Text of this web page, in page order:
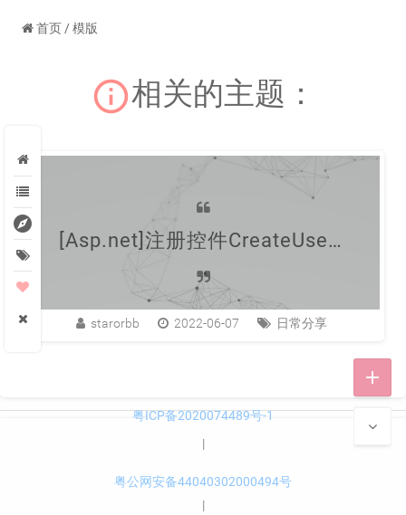
首页 / 模版
info_outline相关的主题：
[Asp.net]注册控件CreateUserWizard移除外部表table
starorbb 2022-06-07 日常分享
explore
add
粤ICP备2020074489号-1
|
粤公网安备44040302000494号
|